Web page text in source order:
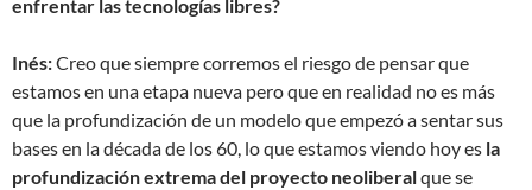
enfrentar las tecnologías libres?
Inés:Creo que siempre corremos el riesgo de pensar que
estamos en una etapa nueva pero que en realidad no es más
que la profundización de un modelo que empezó a sentar sus
bases en la década de los 60, lo que estamos viendo hoy es la
profundización extrema del proyecto neoliberalque se